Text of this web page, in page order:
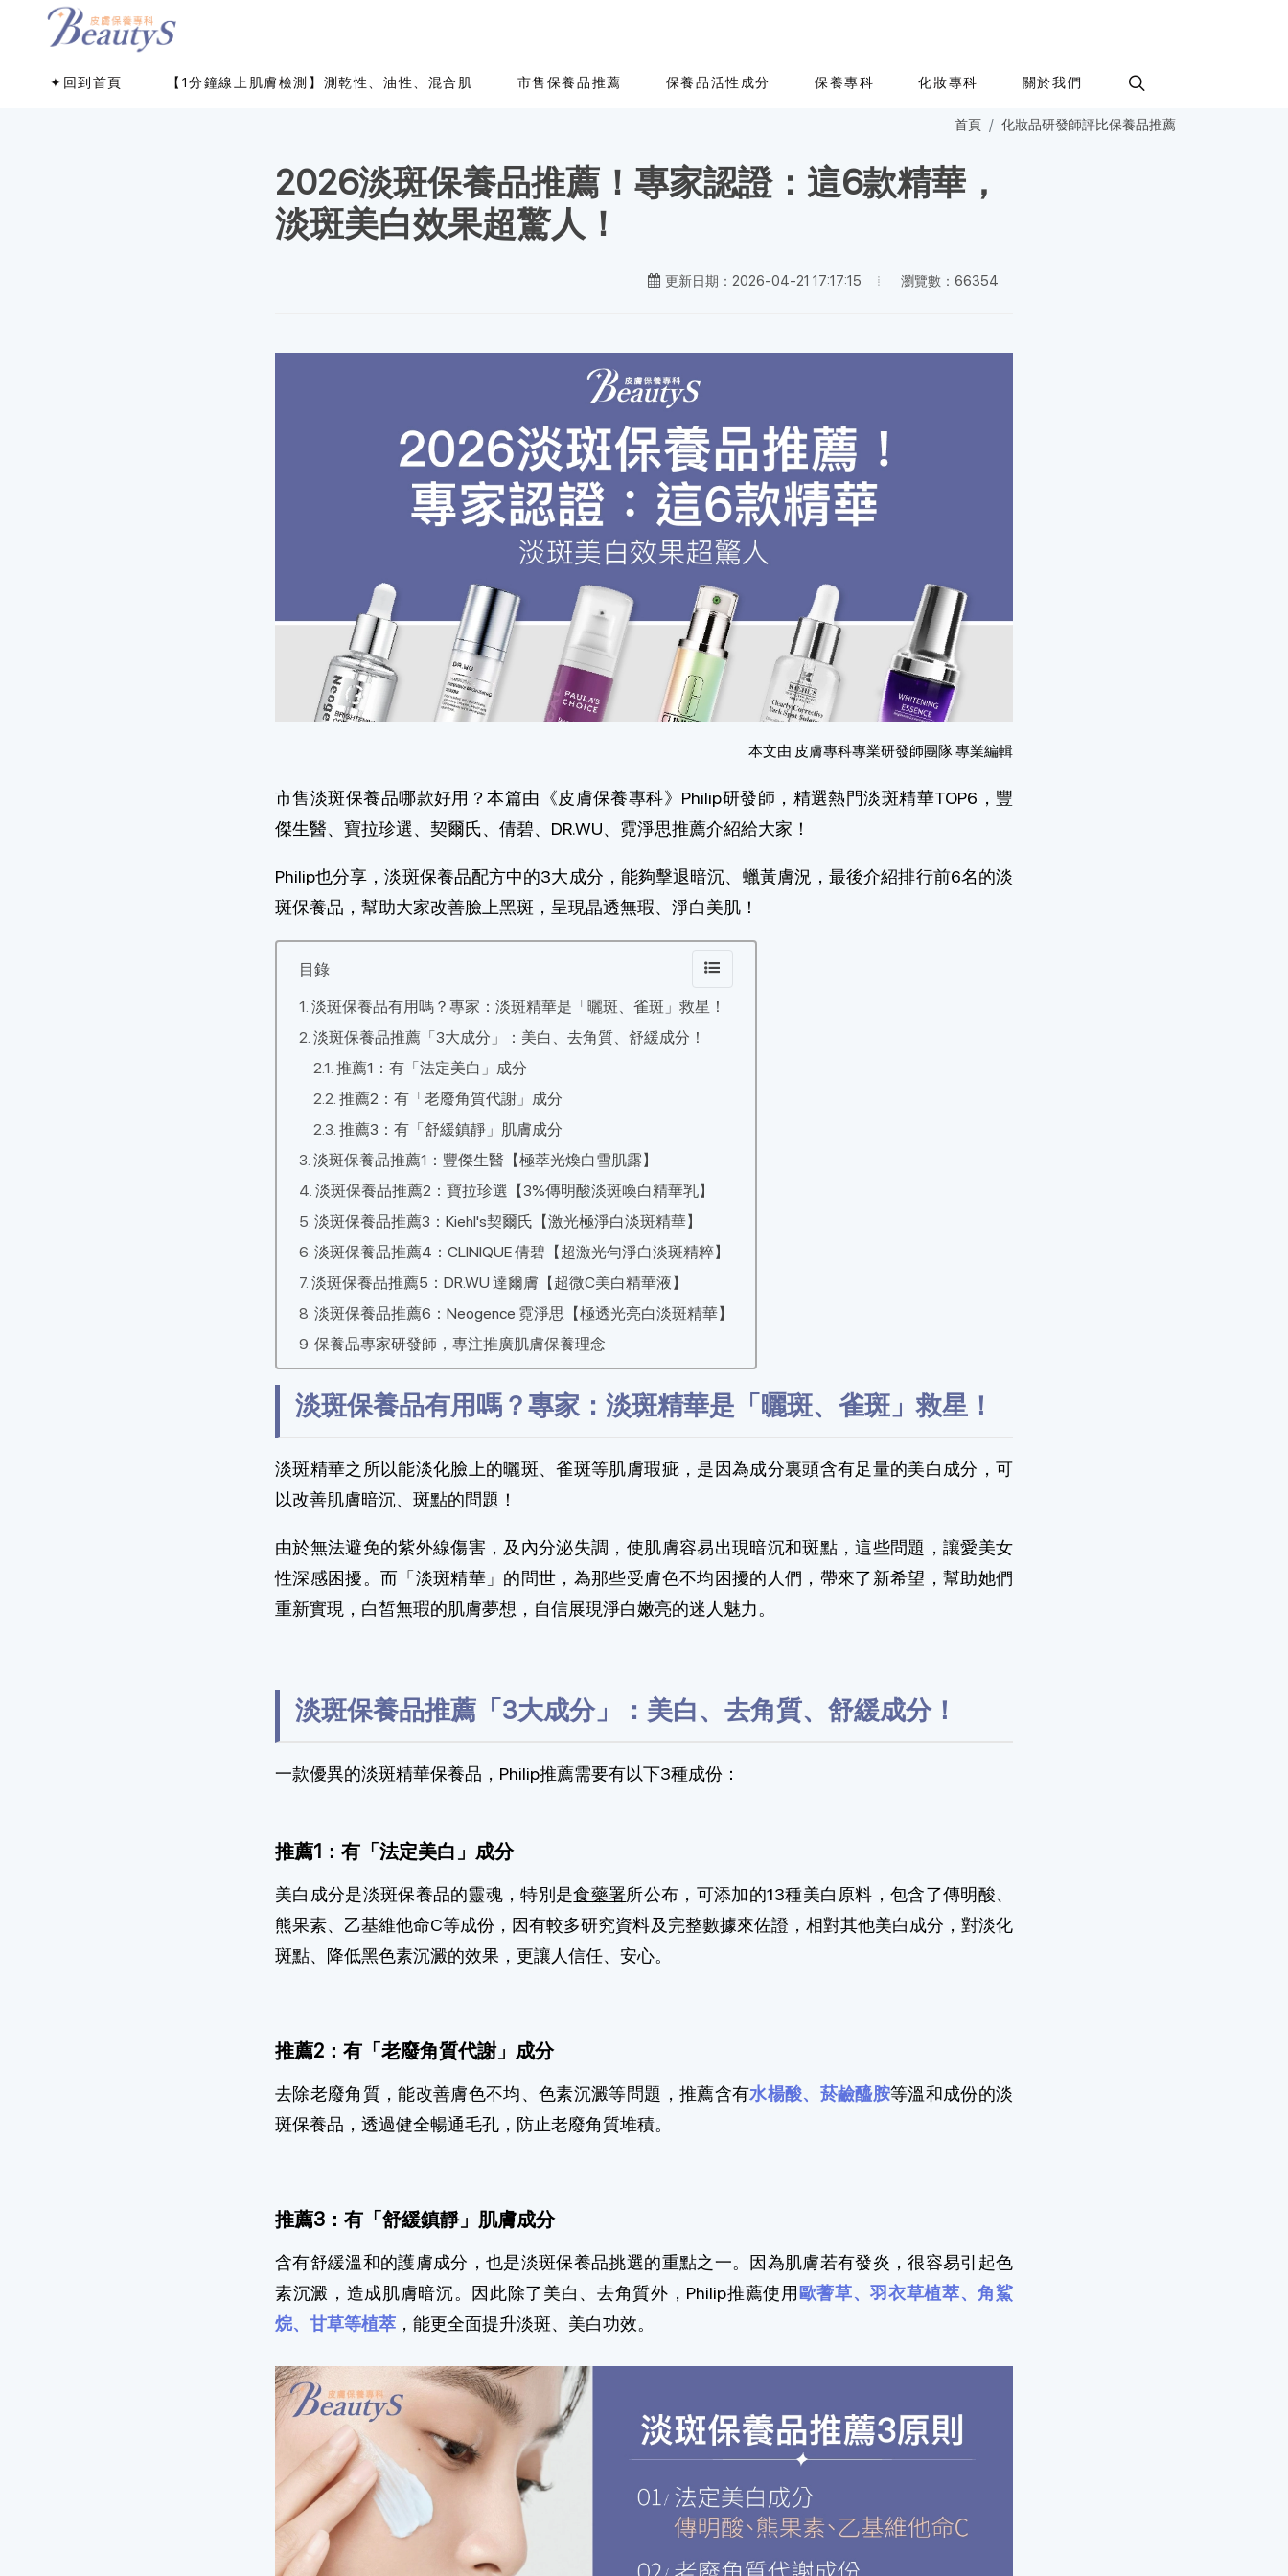
✦回到首頁 【1分鐘線上肌膚檢測】測乾性、油性、混合肌 市售保養品推薦 保養品活性成分 保養專科 化妝專科 關於我們
首頁 化妝品研發師評比保養品推薦
2026淡斑保養品推薦！專家認證：這6款精華，
淡斑美白效果超驚人！
更新日期：2026-04-21 17:17:15 瀏覽數：66354
本文由 皮膚專科專業研發師團隊 專業編輯
市售淡斑保養品哪款好用？本篇由《皮膚保養專科》Philip研發師，精選熱門淡斑精華TOP6，豐
傑生醫、寶拉珍選、契爾氏、倩碧、DR.WU、霓淨思推薦介紹給大家！
Philip也分享，淡斑保養品配方中的3大成分，能夠擊退暗沉、蠟黃膚況，最後介紹排行前6名的淡
斑保養品，幫助大家改善臉上黑斑，呈現晶透無瑕、淨白美肌！
目錄
淡斑保養品有用嗎？專家：淡斑精華是「曬斑、雀斑」救星！
淡斑保養品推薦「3大成分」：美白、去角質、舒緩成分！
推薦1：有「法定美白」成分
推薦2：有「老廢角質代謝」成分
推薦3：有「舒緩鎮靜」肌膚成分
淡斑保養品推薦1：豐傑生醫【極萃光煥白雪肌露】
淡斑保養品推薦2：寶拉珍選【3%傳明酸淡斑喚白精華乳】
淡斑保養品推薦3：Kiehl's契爾氏【激光極淨白淡斑精華】
淡斑保養品推薦4：CLINIQUE 倩碧【超激光勻淨白淡斑精粹】
淡斑保養品推薦5：DR.WU 達爾膚【超微C美白精華液】
淡斑保養品推薦6：Neogence 霓淨思【極透光亮白淡斑精華】
保養品專家研發師，專注推廣肌膚保養理念
淡斑保養品有用嗎？專家：淡斑精華是「曬斑、雀斑」救星！
淡斑精華之所以能淡化臉上的曬斑、雀斑等肌膚瑕疵，是因為成分裏頭含有足量的美白成分，可
以改善肌膚暗沉、斑點的問題！
由於無法避免的紫外線傷害，及內分泌失調，使肌膚容易出現暗沉和斑點，這些問題，讓愛美女
性深感困擾。而「淡斑精華」的問世，為那些受膚色不均困擾的人們，帶來了新希望，幫助她們
重新實現，白皙無瑕的肌膚夢想，自信展現淨白嫩亮的迷人魅力。
淡斑保養品推薦「3大成分」：美白、去角質、舒緩成分！
一款優異的淡斑精華保養品，Philip推薦需要有以下3種成份：
推薦1：有「法定美白」成分
美白成分是淡斑保養品的靈魂，特別是食藥署所公布，可添加的13種美白原料，包含了傳明酸、
熊果素、乙基維他命C等成份，因有較多研究資料及完整數據來佐證，相對其他美白成分，對淡化
斑點、降低黑色素沉澱的效果，更讓人信任、安心。
推薦2：有「老廢角質代謝」成分
去除老廢角質，能改善膚色不均、色素沉澱等問題，推薦含有水楊酸、菸鹼醯胺等溫和成份的淡
斑保養品，透過健全暢通毛孔，防止老廢角質堆積。
推薦3：有「舒緩鎮靜」肌膚成分
含有舒緩溫和的護膚成分，也是淡斑保養品挑選的重點之一。因為肌膚若有發炎，很容易引起色
素沉澱，造成肌膚暗沉。因此除了美白、去角質外，Philip推薦使用 歐蓍草、羽衣草植萃、角鯊
烷、甘草等植萃 ，能更全面提升淡斑、美白功效。